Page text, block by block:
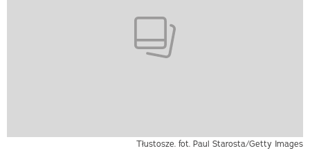
Tłustosze. fot. Paul Starosta/Getty Images